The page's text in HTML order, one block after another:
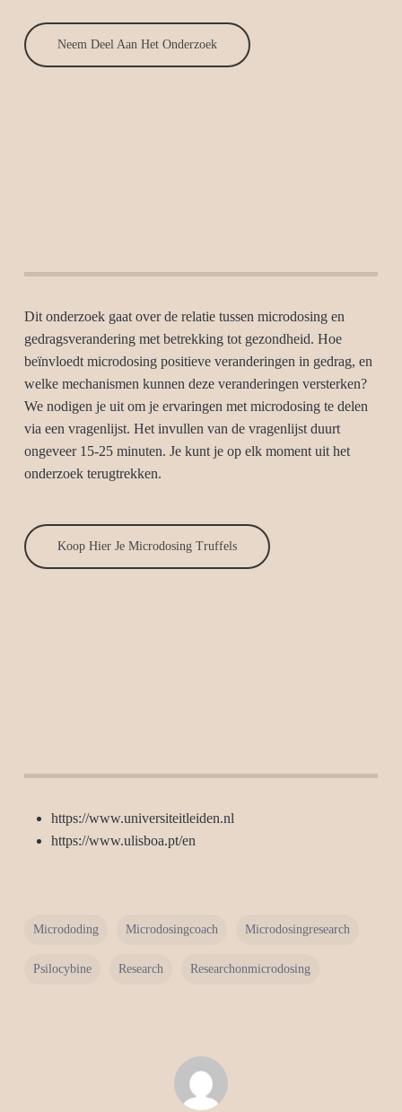
Neem Deel Aan Het Onderzoek
Dit onderzoek gaat over de relatie tussen microdosing en
gedragsverandering met betrekking tot gezondheid. Hoe
beïnvloedt microdosing positieve veranderingen in gedrag, en
welke mechanismen kunnen deze veranderingen versterken?
We nodigen je uit om je ervaringen met microdosing te delen
via een vragenlijst. Het invullen van de vragenlijst duurt
ongeveer 15-25 minuten. Je kunt je op elk moment uit het
onderzoek terugtrekken.
Koop Hier Je Microdosing Truffels
https://www.universiteitleiden.nl
https://www.ulisboa.pt/en
Micrododing Microdosingcoach Microdosingresearch
Psilocybine Research Researchonmicrodosing